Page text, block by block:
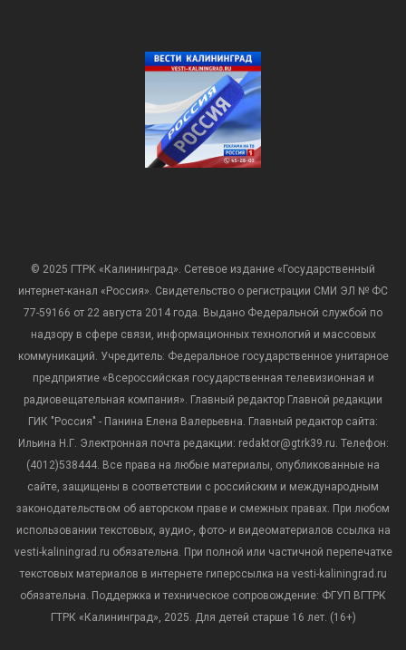
© 2025 ГТРК «Калининград». Сетевое издание «Государственный
интернет-канал «Россия». Свидетельство о регистрации СМИ ЭЛ № ФС
77-59166 от 22 августа 2014 года. Выдано Федеральной службой по
надзору в сфере связи, информационных технологий и массовых
коммуникаций. Учредитель: Федеральное государственное унитарное
предприятие «Всероссийская государственная телевизионная и
радиовещательная компания». Главный редактор Главной редакции
ГИК "Россия" - Панина Елена Валерьевна. Главный редактор сайта:
Ильина Н.Г. Электронная почта редакции: redaktor@gtrk39.ru. Телефон:
(4012)538444. Все права на любые материалы, опубликованные на
сайте, защищены в соответствии с российским и международным
законодательством об авторском праве и смежных правах. При любом
использовании текстовых, аудио-, фото- и видеоматериалов ссылка на
vesti-kaliningrad.ru обязательна. При полной или частичной перепечатке
текстовых материалов в интернете гиперссылка на vesti-kaliningrad.ru
обязательна. Поддержка и техническое сопровождение: ФГУП ВГТРК
ГТРК «Калининград», 2025. Для детей старше 16 лет. (16+)